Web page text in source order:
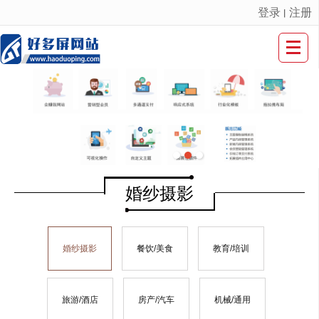
很遗憾，因您的浏览器版本过低导致无法获得最佳浏览体验，推荐下载安装谷歌浏览器！
登录 丨 注册
婚纱摄影
婚纱摄影 餐饮/美食 教育/培训
旅游/酒店 房产/汽车 机械/通用